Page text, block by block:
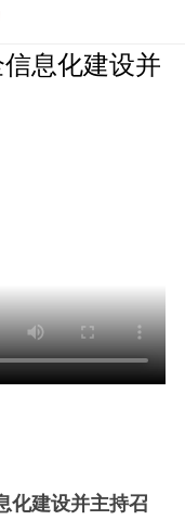
息化建设并
化建设并主持召